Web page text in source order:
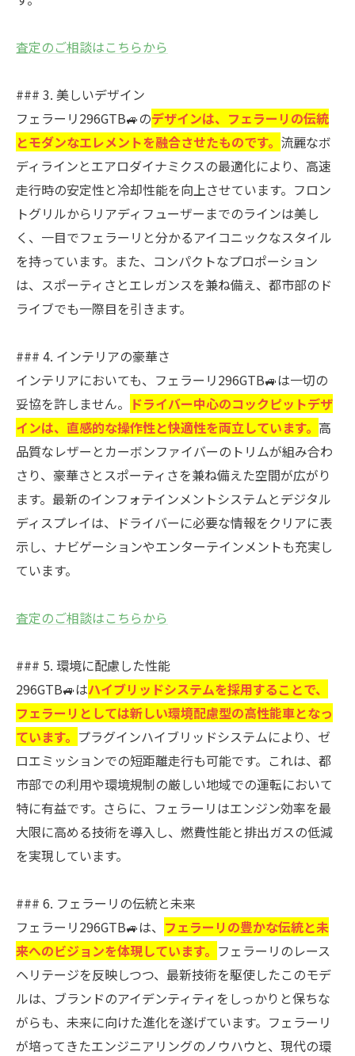
査定のご相談はこちらから
### 3. 美しいデザイン
フェラーリ296GTB🚙のデザインは、フェラーリの伝統
とモダンなエレメントを融合させたものです。 流麗なボ
ディラインとエアロダイナミクスの最適化により、高速
走行時の安定性と冷却性能を向上させています。フロン
トグリルからリアディフューザーまでのラインは美し
く、一目でフェラーリと分かるアイコニックなスタイル
を持っています。また、コンパクトなプロポーション
は、スポーティさとエレガンスを兼ね備え、都市部のド
ライブでも一際目を引きます。
### 4. インテリアの豪華さ
インテリアにおいても、フェラーリ296GTB🚙は一切の
妥協を許しません。 ドライバー中心のコックピットデザ
インは、直感的な操作性と快適性を両立しています。 高
品質なレザーとカーボンファイバーのトリムが組み合わ
さり、豪華さとスポーティさを兼ね備えた空間が広がり
ます。最新のインフォテインメントシステムとデジタル
ディスプレイは、ドライバーに必要な情報をクリアに表
示し、ナビゲーションやエンターテインメントも充実し
ています。
査定のご相談はこちらから
### 5. 環境に配慮した性能
296GTB🚙はハイブリッドシステムを採用することで、
フェラーリとしては新しい環境配慮型の高性能車となっ
ています。 プラグインハイブリッドシステムにより、ゼ
ロエミッションでの短距離走行も可能です。これは、都
市部での利用や環境規制の厳しい地域での運転において
特に有益です。さらに、フェラーリはエンジン効率を最
大限に高める技術を導入し、燃費性能と排出ガスの低減
を実現しています。
### 6. フェラーリの伝統と未来
フェラーリ296GTB🚙は、 フェラーリの豊かな伝統と未
来へのビジョンを体現しています。 フェラーリのレース
ヘリテージを反映しつつ、最新技術を駆使したこのモデ
ルは、ブランドのアイデンティティをしっかりと保ちな
がらも、未来に向けた進化を遂げています。フェラーリ
が培ってきたエンジニアリングのノウハウと、現代の環